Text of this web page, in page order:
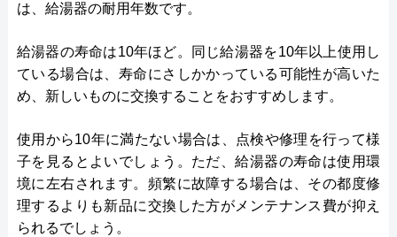
は、給湯器の耐用年数です。
給湯器の寿命は10年ほど。同じ給湯器を10年以上使用し
ている場合は、寿命にさしかかっている可能性が高いた
め、新しいものに交換することをおすすめします。
使用から10年に満たない場合は、点検や修理を行って様
子を見るとよいでしょう。ただ、給湯器の寿命は使用環
境に左右されます。頻繁に故障する場合は、その都度修
理するよりも新品に交換した方がメンテナンス費が抑え
られるでしょう。